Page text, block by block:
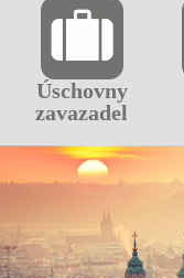
Úschovny
zavazadel